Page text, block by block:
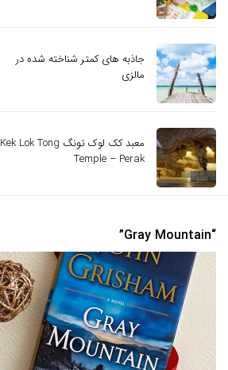
جاذبه های کمتر شناخته شده در
مالزی
معبد کک لوک تونگ Kek Lok Tong
Temple – Perak
“Gray Mountain”